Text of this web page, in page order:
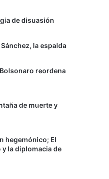
de disuasión
la espalda
reordena
de muerte y
hegemónico; El
la diplomacia de